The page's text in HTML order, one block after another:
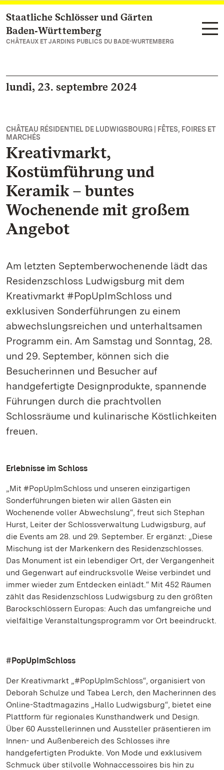
Vers la page d’accueil
Staatliche Schlösser und Gärten
Baden‑Württemberg
CHÂTEAUX ET JARDINS PUBLICS DU BADE-WURTEMBERG
lundi, 23. septembre 2024
CHÂTEAU RÉSIDENTIEL DE LUDWIGSBOURG | FÊTES, FOIRES ET
MARCHÉS
Kreativmarkt,
Kostümführung und
Keramik – buntes
Wochenende mit großem
Angebot
Am letzten Septemberwochenende lädt das
Residenzschloss Ludwigsburg mit dem
Kreativmarkt #PopUpImSchloss und
exklusiven Sonderführungen zu einem
abwechslungsreichen und unterhaltsamen
Programm ein. Am Samstag und Sonntag, 28.
und 29. September, können sich die
Besucherinnen und Besucher auf
handgefertigte Designprodukte, spannende
Führungen durch die prachtvollen
Schlossräume und kulinarische Köstlichkeiten
freuen.
Erlebnisse im Schloss
„Mit #PopUpImSchloss und unseren einzigartigen
Sonderführungen bieten wir allen Gästen ein
Wochenende voller Abwechslung“, freut sich Stephan
Hurst, Leiter der Schlossverwaltung Ludwigsburg, auf
die Events am 28. und 29. September. Er ergänzt: „Diese
Mischung ist der Markenkern des Residenzschlosses.
Das Monument ist ein lebendiger Ort, der Vergangenheit
und Gegenwart auf eindrucksvolle Weise verbindet und
immer wieder zum Entdecken einlädt.“ Mit 452 Räumen
zählt das Residenzschloss Ludwigsburg zu den größten
Barockschlössern Europas: Auch das umfangreiche und
vielfältige Veranstaltungsprogramm vor Ort beeindruckt.
#PopUpImSchloss
Der Kreativmarkt „#PopUpImSchloss“, organisiert von
Deborah Schulze und Tabea Lerch, den Macherinnen des
Online-Stadtmagazins „Hallo Ludwigsburg“, bietet eine
Plattform für regionales Kunsthandwerk und Design.
Über 60 Ausstellerinnen und Aussteller präsentieren im
Innen- und Außenbereich des Schlosses ihre
handgefertigten Produkte. Von Mode und exklusivem
Schmuck über stilvolle Wohnaccessoires bis hin zu